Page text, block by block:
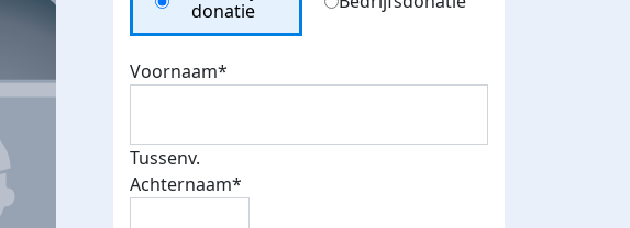
donatie
Voornaam*
Tussenv.
Achternaam*